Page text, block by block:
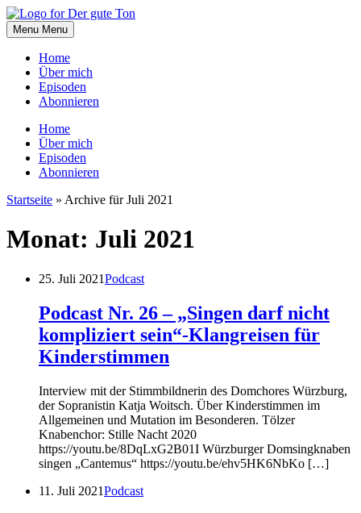
Skip
to
content
Menu Menu
Home
Über mich
Episoden
Abonnieren
Home
Über mich
Episoden
Abonnieren
Startseite » Archive für Juli 2021
Monat: Juli 2021
25. Juli 2021Podcast
Podcast Nr. 26 – „Singen darf nicht
kompliziert sein“-Klangreisen für
Kinderstimmen
Interview mit der Stimmbildnerin des Domchores Würzburg,
der Sopranistin Katja Woitsch. Über Kinderstimmen im
Allgemeinen und Mutation im Besonderen. Tölzer
Knabenchor: Stille Nacht 2020
https://youtu.be/8DqLxG2B01I Würzburger Domsingknaben
singen „Cantemus“ https://youtu.be/ehv5HK6NbKo […]
11. Juli 2021Podcast